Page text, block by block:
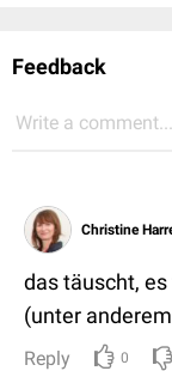
Feedback
Write a comment...
Christine
das täuscht,
(unter
Reply 0